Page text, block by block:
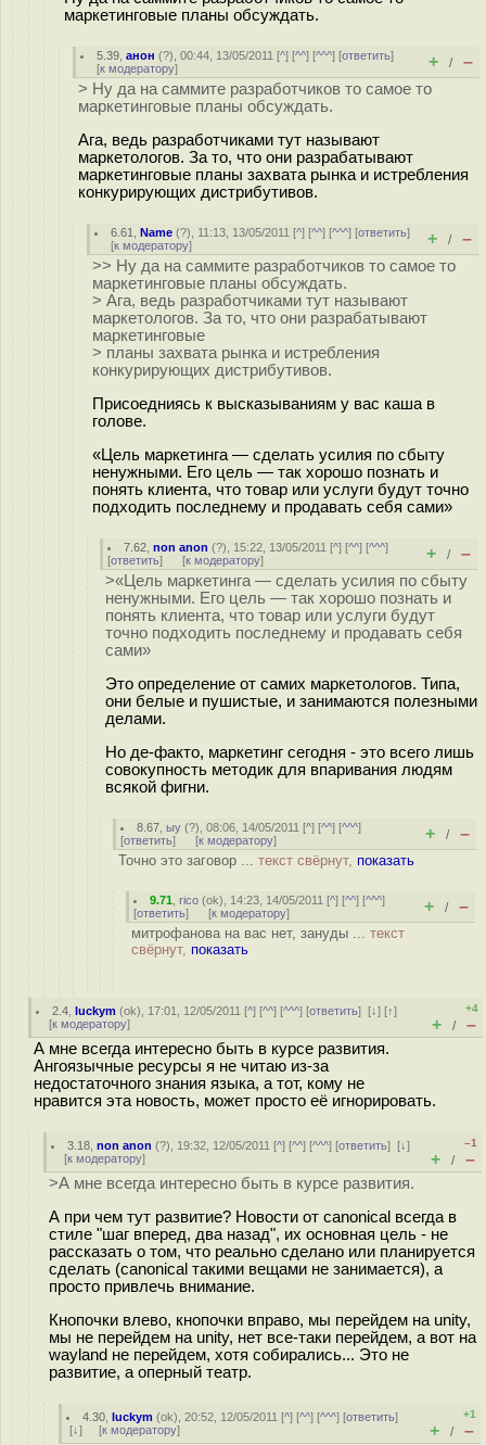
маркетинговые планы обсуждать.
5.39 ,анон (?), 00:44, 13/05/2011 [^] [^^] [^^^] [ответить]
[к модератору] + / –
> Ну да на саммите разработчиков то самое то
маркетинговые планы обсуждать.
Ага, ведь разработчиками тут называют
маркетологов. За то, что они разрабатывают
маркетинговые планы захвата рынка и истребления
конкурирующих дистрибутивов.
6.61 ,Name (?), 11:13, 13/05/2011 [^] [^^] [^^^] [ответить]
[к модератору] + / –
>> Ну да на саммите разработчиков то самое то
маркетинговые планы обсуждать.
> Ага, ведь разработчиками тут называют
маркетологов. За то, что они разрабатывают
маркетинговые
> планы захвата рынка и истребления
конкурирующих дистрибутивов.
Присоедниясь к высказываниям у вас каша в
голове.
«Цель маркетинга — сделать усилия по сбыту
ненужными. Его цель — так хорошо познать и
понять клиента, что товар или услуги будут точно
подходить последнему и продавать себя сами»
7.62 ,non anon (?), 15:22, 13/05/2011 [^] [^^] [^^^]
[ответить] [к модератору] + / –
>«Цель маркетинга — сделать усилия по сбыту
ненужными. Его цель — так хорошо познать и
понять клиента, что товар или услуги будут
точно подходить последнему и продавать себя
сами»
Это определение от самих маркетологов. Типа,
они белые и пушистые, и занимаются полезными
делами.
Но де-факто, маркетинг сегодня - это всего лишь
совокупность методик для впаривания людям
всякой фигни.
8.67 ,ыу (?), 08:06, 14/05/2011 [^] [^^] [^^^]
[ответить] [к модератору] + / –
Точно это заговор ... текст свёрнут, показать
9.71 ,rico (ok), 14:23, 14/05/2011 [^] [^^] [^^^]
[ответить] [к модератору] + / –
митрофанова на вас нет, зануды ... текст
свёрнут, показать
2.4 ,luckym (ok), 17:01, 12/05/2011 [^] [^^] [^^^] [ответить][↓] [↑]
[к модератору]
+4
+ / –
А мне всегда интересно быть в курсе развития.
Ангоязычные ресурсы я не читаю из-за
недостаточного знания языка, а тот, кому не
нравится эта новость, может просто её игнорировать.
3.18 ,non anon (?), 19:32, 12/05/2011 [^] [^^] [^^^] [ответить][↓]
[к модератору]
–1
+ / –
>А мне всегда интересно быть в курсе развития.
А при чем тут развитие? Новости от canonical всегда в
стиле "шаг вперед, два назад", их основная цель - не
рассказать о том, что реально сделано или планируется
сделать (canonical такими вещами не занимается), а
просто привлечь внимание.
Кнопочки влево, кнопочки вправо, мы перейдем на unity,
мы не перейдем на unity, нет все-таки перейдем, а вот на
wayland не перейдем, хотя собирались... Это не
развитие, а оперный театр.
4.30 ,luckym (ok), 20:52, 12/05/2011 [^] [^^] [^^^] [ответить]
[↓] [к модератору]
+1
+ / –